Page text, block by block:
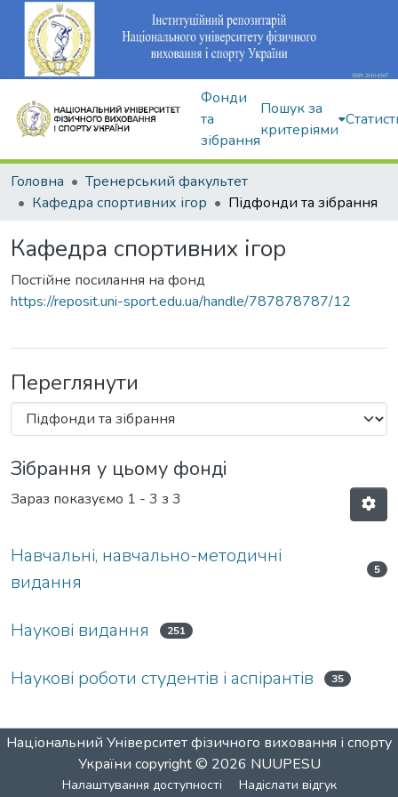
Фонди
та
зібрання
Пошук за
критеріями
Головна
Тренерський факультет
Кафедра спортивних ігор
Підфонди та зібрання
Кафедра спортивних ігор
Постійне посилання на фонд
https://reposit.uni-sport.edu.ua/handle/787878787/12
Переглянути
Зібрання у цьому фонді
Зараз показуємо 1 - 3 з 3
Навчальні, навчально-методичні
видання
5
Наукові видання 251
Наукові роботи студентів і аспірантів 35
Національний Університет фізичного виховання і спорту
України copyright © 2026 NUUPESU
Налаштування доступності Надіслати відгук